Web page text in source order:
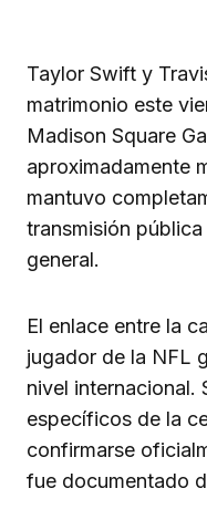
Taylor Swift y
matrimonio este
Madison Square
aproximadamente
mantuvo
transmisión
general.
El enlace entre la
jugador de la NFL
nivel internacional.
específicos de la
confirmarse
fue documentado